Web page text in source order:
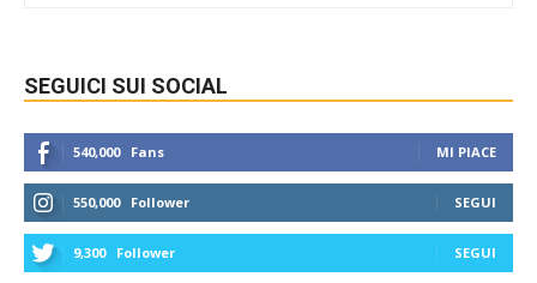
SEGUICI SUI SOCIAL
540,000 Fans MI PIACE
550,000 Follower SEGUI
9,300 Follower SEGUI